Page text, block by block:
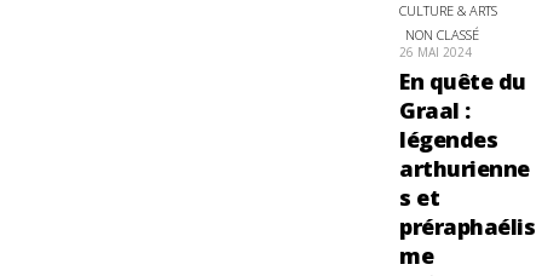
CULTURE & ARTS
NON CLASSÉ
26 MAI 2024
En quête du
Graal :
légendes
arthurienne
s et
préraphaélis
me